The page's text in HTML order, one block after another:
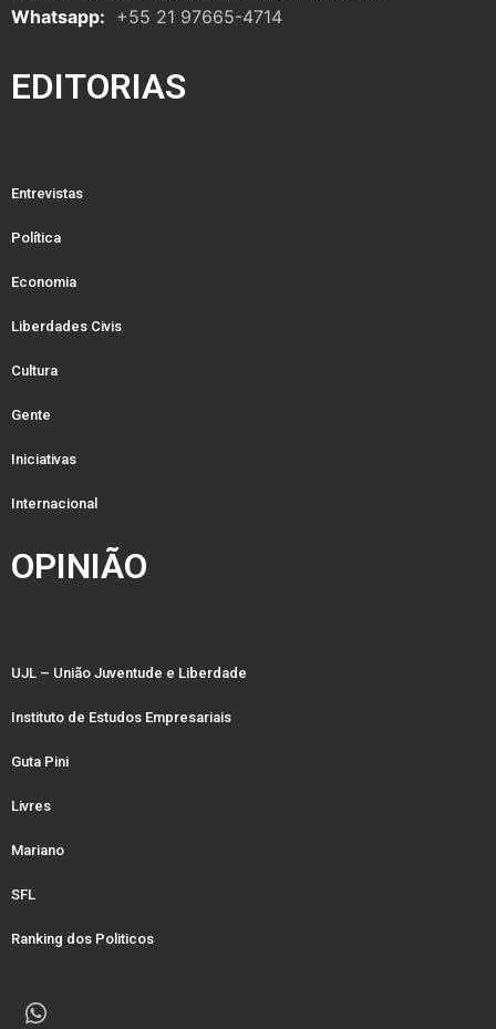
Whatsapp: +55 21 97665-4714
EDITORIAS
Entrevistas
Política
Economia
Liberdades Civis
Cultura
Gente
Iniciativas
Internacional
OPINIÃO
UJL – União Juventude e Liberdade
Instituto de Estudos Empresariais
Guta Pini
Livres
Mariano
SFL
Ranking dos Politicos